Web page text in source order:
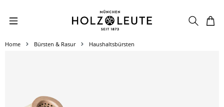
Zum Hauptinhalt springen
Home Bürsten & Rasur Haushaltsbürsten